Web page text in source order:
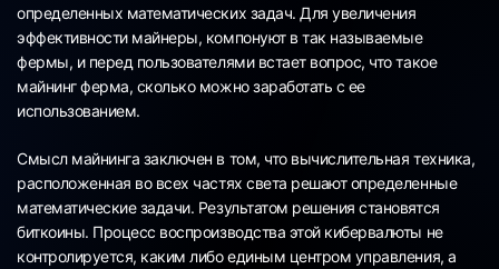
определенных математических задач. Для увеличения
эффективности майнеры, компонуют в так называемые
фермы, и перед пользователями встает вопрос, что такое
майнинг ферма, сколько можно заработать с ее
использованием.
Смысл майнинга заключен в том, что вычислительная техника,
расположенная во всех частях света решают определенные
математические задачи. Результатом решения становятся
биткоины. Процесс воспроизводства этой кибервалюты не
контролируется, каким либо единым центром управления, а